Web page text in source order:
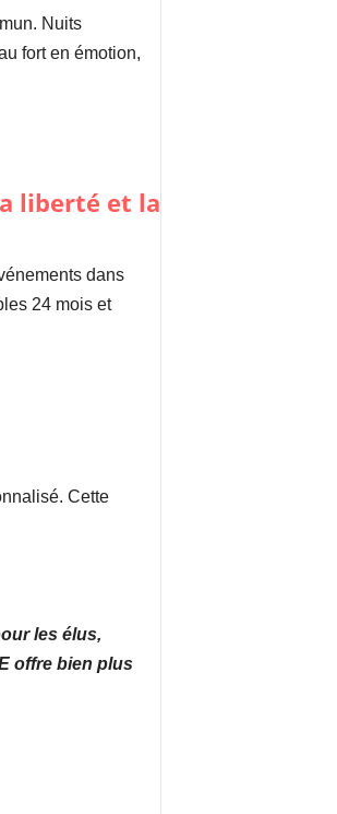
Nuits
fort en émotion,
dans
24 mois et
Cette
les élus,
offre bien plus